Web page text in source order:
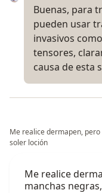
Buenas, para
pueden usar
invasivos
tensores,
causa de esta
Me realice dermapen,
soler loción
Me realice
manchas